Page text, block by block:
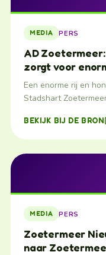
MEDIA PERS
AD
zorgt voor
Een enorme rij en
Stadshart
BEKIJK BIJ DE BRON
MEDIA PERS
Zoetermeer
naar